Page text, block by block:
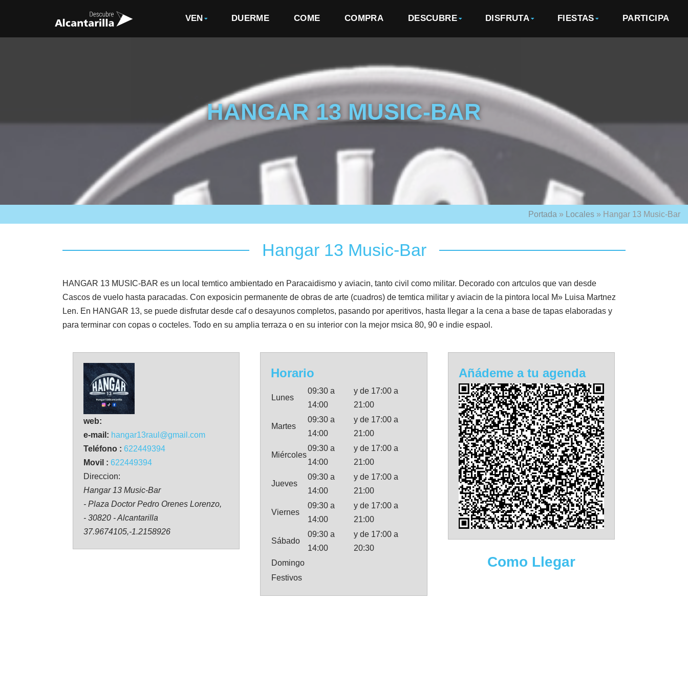
VEN DUERME COME COMPRA DESCUBRE DISFRUTA FIESTAS PARTICIPA
HANGAR 13 MUSIC-BAR
Portada » Locales » Hangar 13 Music-Bar
Hangar 13 Music-Bar
HANGAR 13 MUSIC-BAR es un local temtico ambientado en Paracaidismo y aviacin, tanto civil como militar. Decorado con artculos que van desde
Cascos de vuelo hasta paracadas. Con exposicin permanente de obras de arte (cuadros) de temtica militar y aviacin de la pintora local M» Luisa Martnez
Len. En HANGAR 13, se puede disfrutar desde caf o desayunos completos, pasando por aperitivos, hasta llegar a la cena a base de tapas elaboradas y
para terminar con copas o cocteles. Todo en su amplia terraza o en su interior con la mejor msica 80, 90 e indie espaol.
web:
e-mail: hangar13raul@gmail.com
Teléfono : 622449394
Movil : 622449394
Direccion:
Hangar 13 Music-Bar
- Plaza Doctor Pedro Orenes Lorenzo,
- 30820 - Alcantarilla
37.9674105,-1.2158926
Horario
Lunes
09:30 a
14:00
y de 17:00 a
21:00
Martes
09:30 a
14:00
y de 17:00 a
21:00
Miércoles
09:30 a
14:00
y de 17:00 a
21:00
Jueves
09:30 a
14:00
y de 17:00 a
21:00
Viernes
09:30 a
14:00
y de 17:00 a
21:00
Sábado
09:30 a
14:00
y de 17:00 a
20:30
Domingo
Festivos
Añádeme a tu agenda
Como Llegar